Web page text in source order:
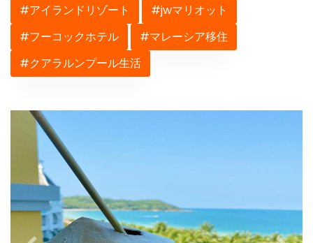
#アイランドリゾート
#jwマリオット
#フーコックホテル
#マレーシア移住
#クアラルンプール生活